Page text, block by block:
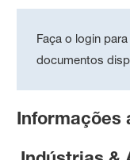
Faça o login
documentos
Informações